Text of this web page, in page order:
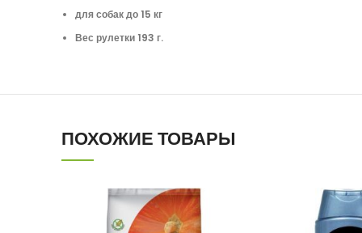
для собак до 15 кг
Вес рулетки 193 г.
ПОХОЖИЕ ТОВАРЫ